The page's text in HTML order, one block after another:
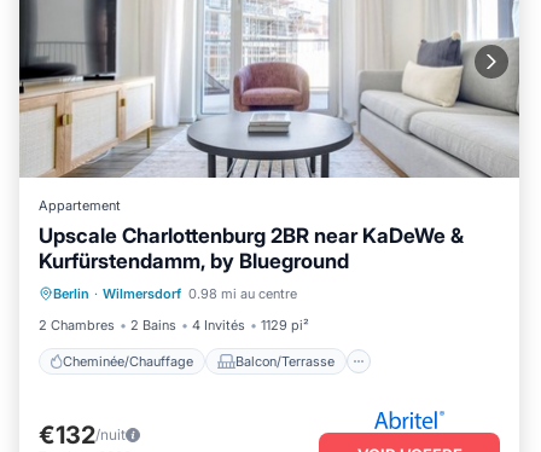
Appartement
Upscale Charlottenburg 2BR near KaDeWe &
Kurfürstendamm, by Blueground
Berlin · Wilmersdorf 0.98 mi au centre
2 Chambres
2 Bains 4 Invités 1129 pi²
Cheminée/Chauffage Balcon/Terrasse
Cheminée/Chauffage
Balcon/Terrasse
Animaux acceptés
Cuisine
€132/nuit